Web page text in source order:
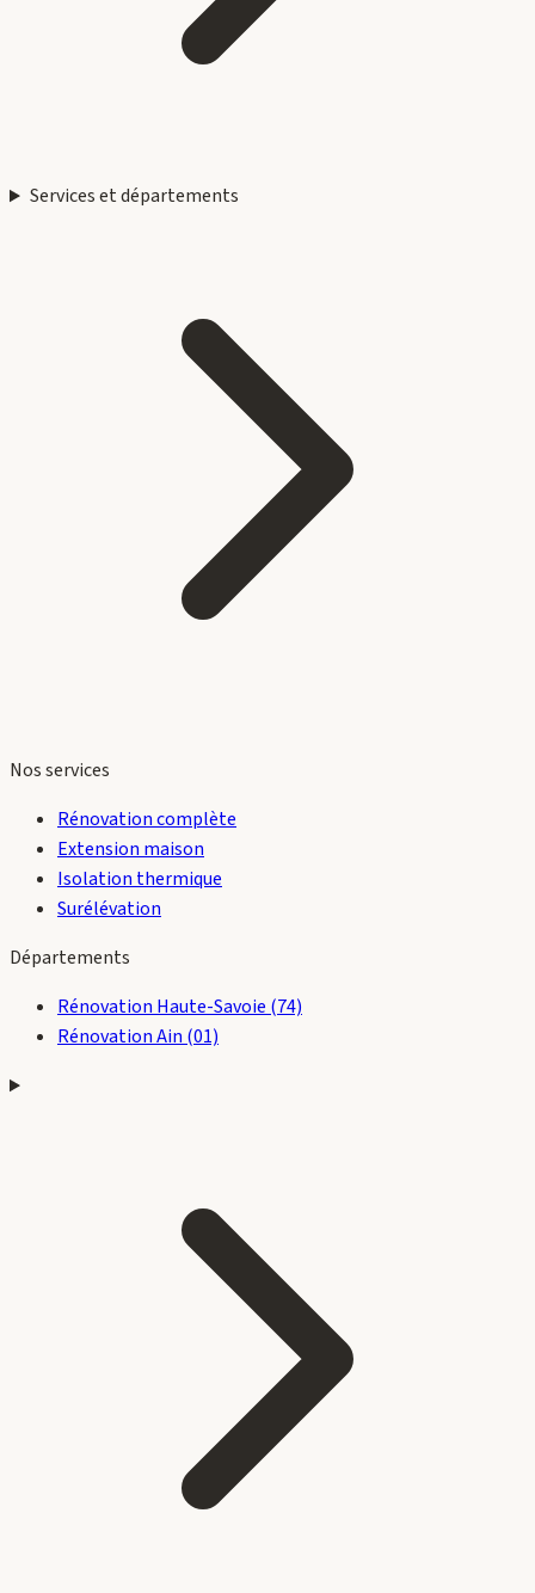
Services et départements
Nos services
Rénovation complète
Extension maison
Isolation thermique
Surélévation
Départements
Rénovation Haute-Savoie (74)
Rénovation Ain (01)